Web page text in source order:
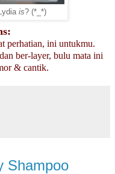
is? (*_*)
perhatian, ini untukmu.
ber-layer, bulu mata ini
& cantik.
Shampoo